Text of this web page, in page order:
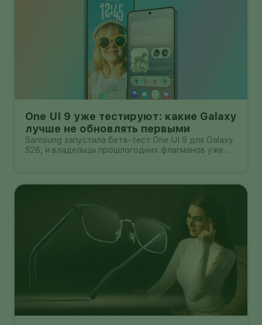
One UI 9 уже тестируют: какие Galaxy
лучше не обновлять первыми
Samsung запустила бета-тест One UI 9 для Galaxy
S26, и владельцы прошлогодних флагманов уже